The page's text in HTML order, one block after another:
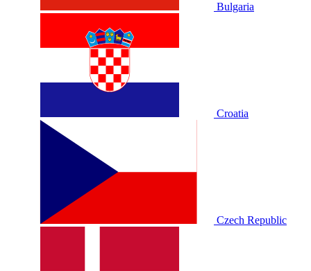
Bulgaria
Croatia
Czech Republic